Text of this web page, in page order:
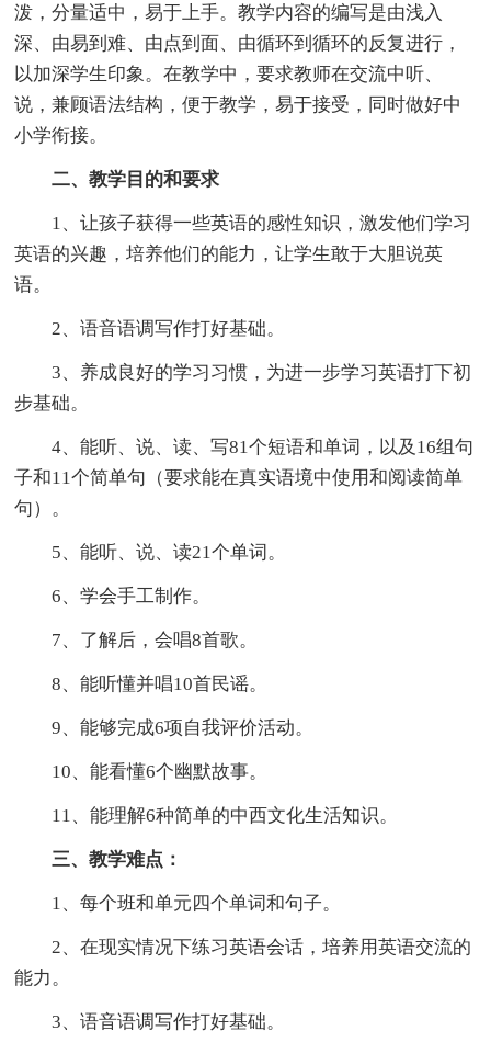
泼，分量适中，易于上手。教学内容的编写是由浅入
深、由易到难、由点到面、由循环到循环的反复进行，
以加深学生印象。在教学中，要求教师在交流中听、
说，兼顾语法结构，便于教学，易于接受，同时做好中
小学衔接。
二、教学目的和要求
1、让孩子获得一些英语的感性知识，激发他们学习
英语的兴趣，培养他们的能力，让学生敢于大胆说英
语。
2、语音语调写作打好基础。
3、养成良好的学习习惯，为进一步学习英语打下初
步基础。
4、能听、说、读、写81个短语和单词，以及16组句
子和11个简单句（要求能在真实语境中使用和阅读简单
句）。
5、能听、说、读21个单词。
6、学会手工制作。
7、了解后，会唱8首歌。
8、能听懂并唱10首民谣。
9、能够完成6项自我评价活动。
10、能看懂6个幽默故事。
11、能理解6种简单的中西文化生活知识。
三、教学难点：
1、每个班和单元四个单词和句子。
2、在现实情况下练习英语会话，培养用英语交流的
能力。
3、语音语调写作打好基础。